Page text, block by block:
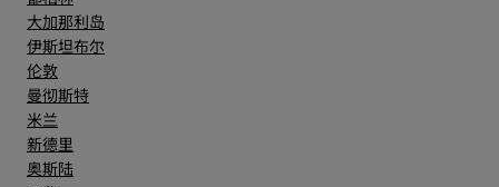
大加那利岛
伊斯坦布尔
伦敦
曼彻斯特
米兰
新德里
奥斯陆